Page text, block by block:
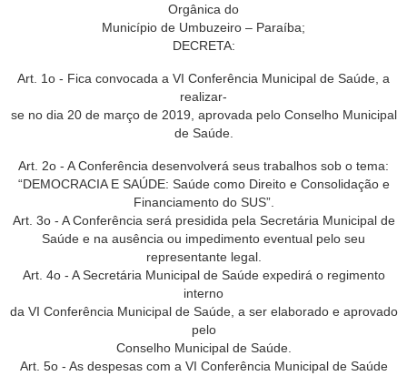
Orgânica do
Município de Umbuzeiro – Paraíba;
DECRETA:
Art. 1o - Fica convocada a VI Conferência Municipal de Saúde, a
realizar-
se no dia 20 de março de 2019, aprovada pelo Conselho Municipal
de Saúde.
Art. 2o - A Conferência desenvolverá seus trabalhos sob o tema:
“DEMOCRACIA E SAÚDE: Saúde como Direito e Consolidação e
Financiamento do SUS”.
Art. 3o - A Conferência será presidida pela Secretária Municipal de
Saúde e na ausência ou impedimento eventual pelo seu
representante legal.
Art. 4o - A Secretária Municipal de Saúde expedirá o regimento
interno
da VI Conferência Municipal de Saúde, a ser elaborado e aprovado
pelo
Conselho Municipal de Saúde.
Art. 5o - As despesas com a VI Conferência Municipal de Saúde